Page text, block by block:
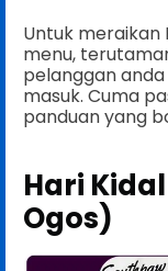
Untuk meraikan
menu,
pelanggan
masuk. Cuma
panduan yang
Hari
Ogos)